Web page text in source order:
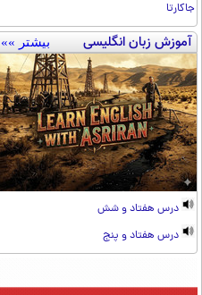
جاکارتا
آموزش زبان انگلیسی بیشتر »»
درس هفتاد و شش
درس هفتاد و پنج